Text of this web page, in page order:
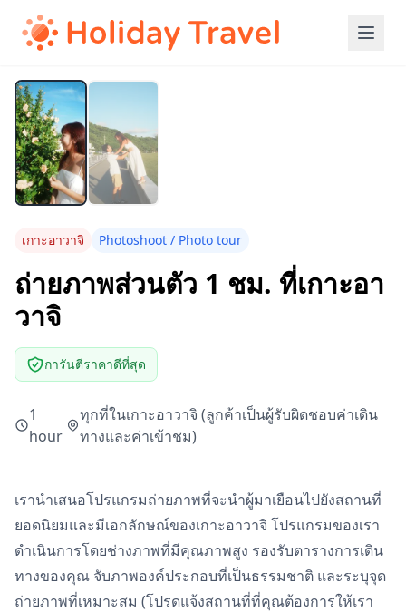
เกาะอาวาจิ Photoshoot / Photo tour
ถ่ายภาพส่วนตัว 1 ชม. ที่เกาะอา
วาจิ
การันตีราคาดีที่สุด
1
hour
ทุกที่ในเกาะอาวาจิ (ลูกค้าเป็นผู้รับผิดชอบค่าเดิน
ทางและค่าเข้าชม)
เรานำเสนอโปรแกรมถ่ายภาพที่จะนำผู้มาเยือนไปยังสถานที่
ยอดนิยมและมีเอกลักษณ์ของเกาะอาวาจิ โปรแกรมของเรา
ดำเนินการโดยช่างภาพที่มีคุณภาพสูง รองรับตารางการเดิน
ทางของคุณ จับภาพองค์ประกอบที่เป็นธรรมชาติ และระบุจุด
ถ่ายภาพที่เหมาะสม (โปรดแจ้งสถานที่ที่คุณต้องการให้เรา